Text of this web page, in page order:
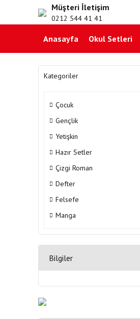
Müşteri İletişim
0212 544 41 41
Anasayfa Okul Setleri
Kategoriler
Çocuk
Gençlik
Yetişkin
Hazır Setler
Çizgi Roman
Defter
Felsefe
Manga
Bilgiler